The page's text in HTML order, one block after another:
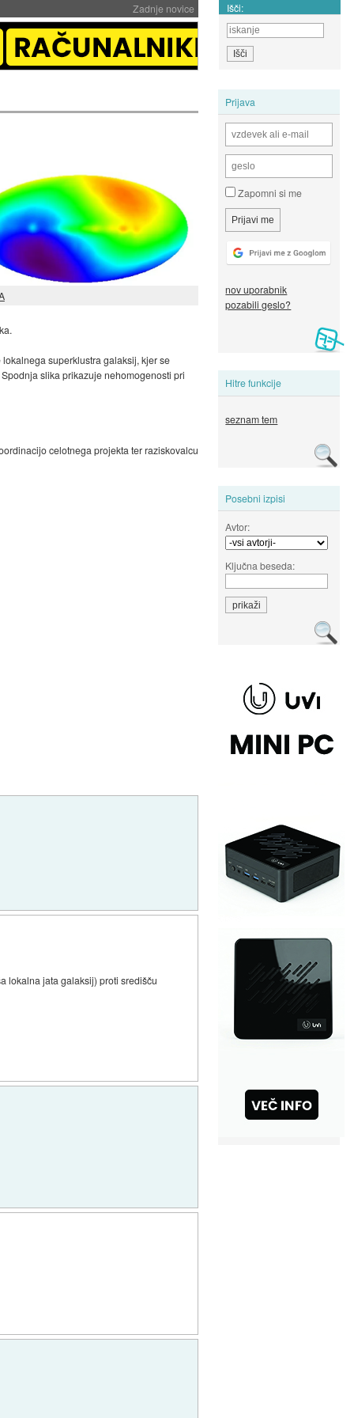
Zadnje novice Išči:
Prijava
Zapomni si me
nov uporabnik
pozabili geslo?
Hitre funkcije
seznam tem
Posebni izpisi
Avtor:
Ključna beseda:
superklustra galaksij, kjer se
slika prikazuje nehomogenosti pri
celotnega projekta ter raziskovalcu
lokalna jata galaksij) proti središču